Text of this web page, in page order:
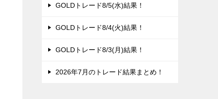
GOLDトレード8/5(水)結果！
GOLDトレード8/4(火)結果！
GOLDトレード8/3(月)結果！
2026年7月のトレード結果まとめ！